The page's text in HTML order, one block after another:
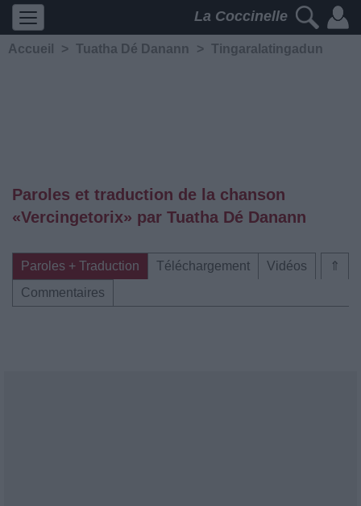
La Coccinelle
Accueil > Tuatha Dé Danann > Tingaralatingadun
Paroles et traduction de la chanson
«Vercingetorix» par Tuatha Dé Danann
⇑
Paroles + Traduction Téléchargement
Vidéos
Commentaires